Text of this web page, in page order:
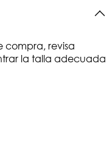
compra, revisa
la talla adecuada